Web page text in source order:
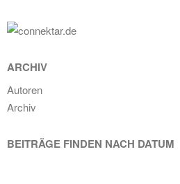
ARCHIV
Autoren
Archiv
BEITRÄGE FINDEN NACH DATUM